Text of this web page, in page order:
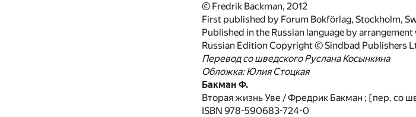
© Fredrik Backman, 2012
First published by Forum Bokförlag, Stockholm,
Published in the Russian language by
Russian Edition Copyright © Sindbad Publishers
Перевод со шведского Руслана Косынкина
Обложка: Юлия Стоцкая
Бакман Ф.
Вторая жизнь Уве / Фредрик Бакман ; [пер. со
ISBN 978-590683-724-0